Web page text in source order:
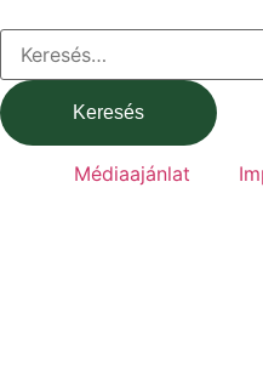
Médiaajánlat